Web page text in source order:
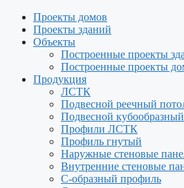
Проекты домов
Проекты зданий
Объекты
Построенные проекты
Построенные проекты
Продукция
ЛСТК
Подвесной реечный
Подвесной
Профили ЛСТК
Профиль гнутый
Наружные стеновые
Внутренние стеновые
С-образный профиль